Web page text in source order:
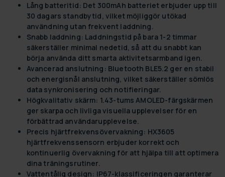
Lång batteritid: Det 300mAh batteriet erbjuder upp till
30 dagars standbytid, vilket möjliggör utökad
användning utan frekvent laddning.
Snabb laddning: Laddningstid på bara 1-2 timmar
säkerställer minimal nedetid, så att du snabbt kan
börja använda ditt smarta aktivitetsarmband igen.
Avancerad anslutning: Bluetooth BLE5.2 ger en stabil
och energisnål anslutning, vilket säkerställer sömlös
data synkronisering och notifieringar.
Högkvalitativ skärm: 1.43-tums AMOLED-färgskärmen
ger skarpa och livliga visuella upplevelser för en
förbättrad användarupplevelse.
Precis hjärtfrekvensövervakning: HX3605
hjärtfrekvenssensorn erbjuder korrekt och
kontinuerlig övervakning för att hjälpa till att optimera
dina träningsrutiner.
Vattentålig design: IP67-klassificeringen garanterar